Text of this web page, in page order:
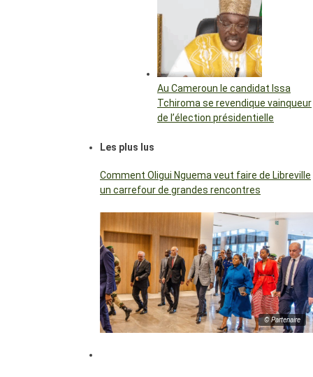
Au Cameroun le candidat Issa
Tchiroma se revendique vainqueur
de l’élection présidentielle
Les plus lus
Comment Oligui Nguema veut faire de Libreville
un carrefour de grandes rencontres
© Partenaire